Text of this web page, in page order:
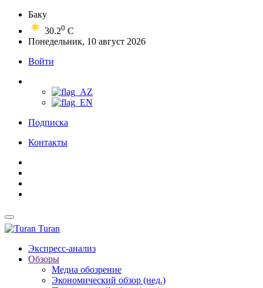
Баку
30.20 C
Понедельник, 10 август 2026
Войти
Подписка
Контакты
Turan
Экспресс-анализ
Обзоры
Медиа обозрение
Экономический обзор (нед.)